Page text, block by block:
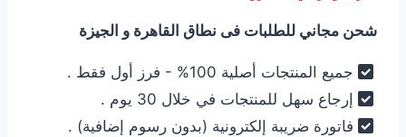
12.499,00 EGP.
11.499,00 EGP.شحن مجاني للطلبات فى نطاق القاهرة و الجيزة
جميع المنتجات أصلية 100% - فرز أول فقط .
إرجاع سهل للمنتجات في خلال 30 يوم .
فاتورة ضريبة إلكترونية (بدون رسوم إضافية) .